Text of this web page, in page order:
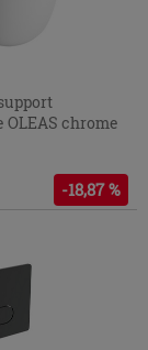
OLEAS chrome
-18,87 %